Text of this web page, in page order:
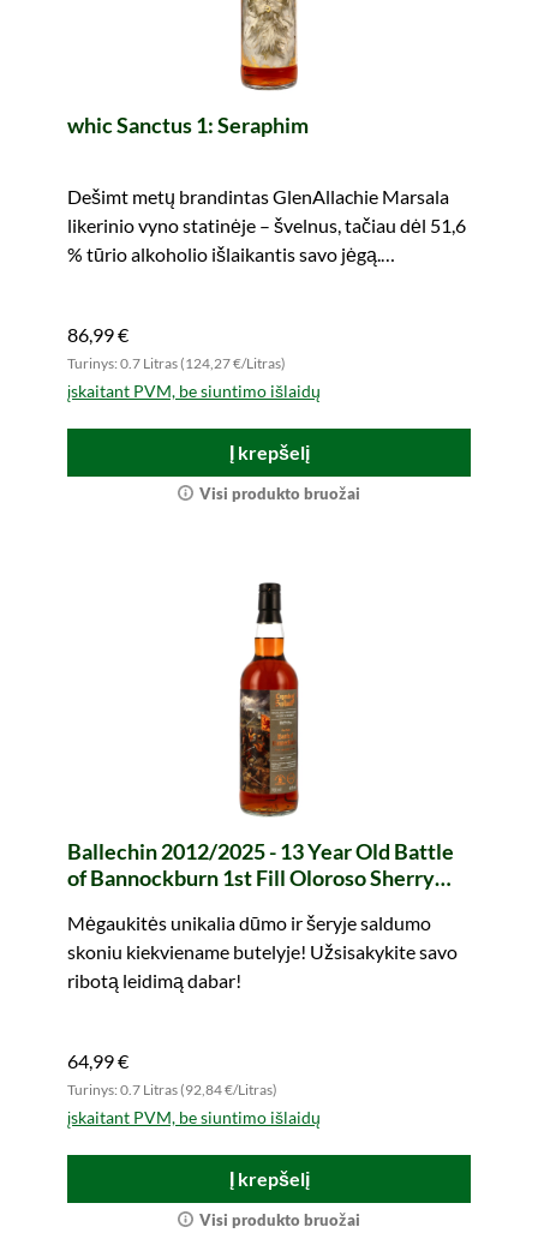
whic Sanctus 1: Seraphim
Dešimt metų brandintas GlenAllachie Marsala
likerinio vyno statinėje – švelnus, tačiau dėl 51,6
% tūrio alkoholio išlaikantis savo jėgą.
86,99 €
Turinys: 0.7 Litras (124,27 €/Litras)
įskaitant PVM, be siuntimo išlaidų
Į krepšelį
Visi produkto bruožai
Ballechin 2012/2025 - 13 Year Old Battle
of Bannockburn 1st Fill Oloroso Sherry
Mėgaukitės unikalia dūmo ir šeryje saldumo
skoniu kiekviename butelyje! Užsisakykite savo
ribotą leidimą dabar!
64,99 €
Turinys: 0.7 Litras (92,84 €/Litras)
įskaitant PVM, be siuntimo išlaidų
Į krepšelį
Visi produkto bruožai